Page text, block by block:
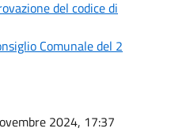
del codice di
Comunale del 2
2024, 17:37